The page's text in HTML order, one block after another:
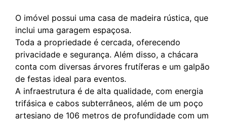
O imóvel possui uma casa de madeira rústica, que
inclui uma garagem espaçosa.
Toda a propriedade é cercada, oferecendo
privacidade e segurança. Além disso, a chácara
conta com diversas árvores frutíferas e um galpão
de festas ideal para eventos.
A infraestrutura é de alta qualidade, com energia
trifásica e cabos subterrâneos, além de um poço
artesiano de 106 metros de profundidade com um